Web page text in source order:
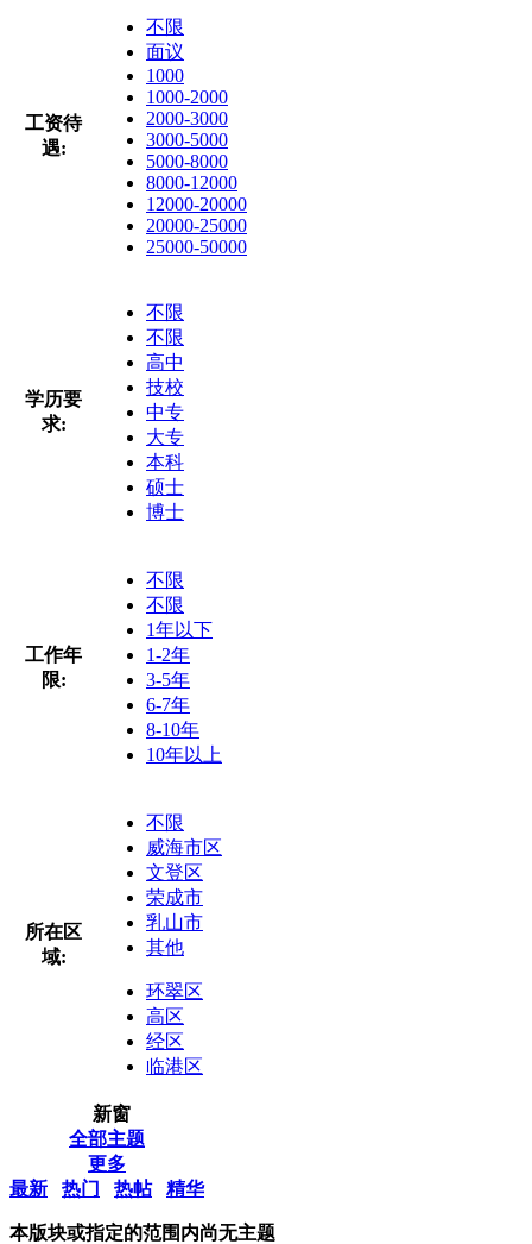
工资待
遇:
不限
面议
1000
1000-2000
2000-3000
3000-5000
5000-8000
8000-12000
12000-20000
20000-25000
25000-50000
学历要
求:
不限
不限
高中
技校
中专
大专
本科
硕士
博士
工作年
限:
不限
不限
1年以下
1-2年
3-5年
6-7年
8-10年
10年以上
所在区
域:
不限
威海市区
文登区
荣成市
乳山市
其他
环翠区
高区
经区
临港区
新窗
全部主题
更多
最新
热门 热帖 精华
本版块或指定的范围内尚无主题